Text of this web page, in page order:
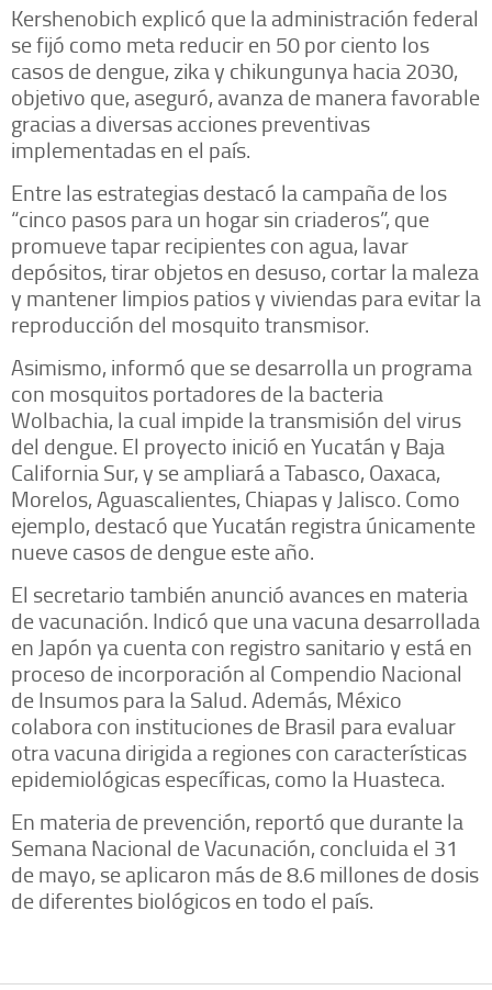
Kershenobich explicó que la administración federal
se fijó como meta reducir en 50 por ciento los
casos de dengue, zika y chikungunya hacia 2030,
objetivo que, aseguró, avanza de manera favorable
gracias a diversas acciones preventivas
implementadas en el país.
Entre las estrategias destacó la campaña de los
“cinco pasos para un hogar sin criaderos”, que
promueve tapar recipientes con agua, lavar
depósitos, tirar objetos en desuso, cortar la maleza
y mantener limpios patios y viviendas para evitar la
reproducción del mosquito transmisor.
Asimismo, informó que se desarrolla un programa
con mosquitos portadores de la bacteria
Wolbachia, la cual impide la transmisión del virus
del dengue. El proyecto inició en Yucatán y Baja
California Sur, y se ampliará a Tabasco, Oaxaca,
Morelos, Aguascalientes, Chiapas y Jalisco. Como
ejemplo, destacó que Yucatán registra únicamente
nueve casos de dengue este año.
El secretario también anunció avances en materia
de vacunación. Indicó que una vacuna desarrollada
en Japón ya cuenta con registro sanitario y está en
proceso de incorporación al Compendio Nacional
de Insumos para la Salud. Además, México
colabora con instituciones de Brasil para evaluar
otra vacuna dirigida a regiones con características
epidemiológicas específicas, como la Huasteca.
En materia de prevención, reportó que durante la
Semana Nacional de Vacunación, concluida el 31
de mayo, se aplicaron más de 8.6 millones de dosis
de diferentes biológicos en todo el país.